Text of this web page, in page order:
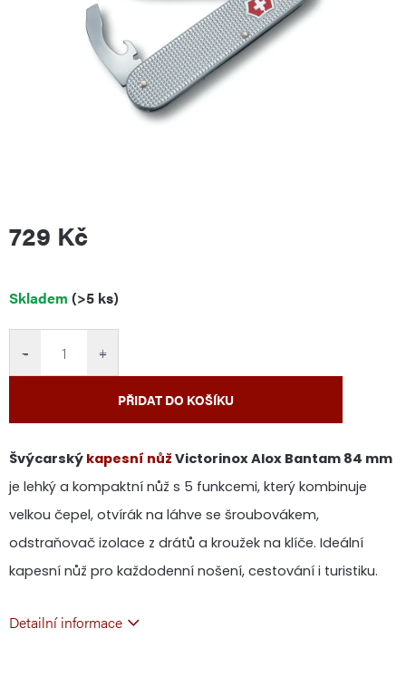
729 Kč
Měrná
Skladem (>5 ks)
+
−
PŘIDAT DO KOŠÍKU
Švýcarský kapesní nůž Victorinox Alox Bantam 84 mm
je lehký a kompaktní nůž s 5 funkcemi, který kombinuje
velkou čepel, otvírák na láhve se šroubovákem,
odstraňovač izolace z drátů a kroužek na klíče. Ideální
kapesní nůž pro každodenní nošení, cestování i turistiku.
Detailní informace